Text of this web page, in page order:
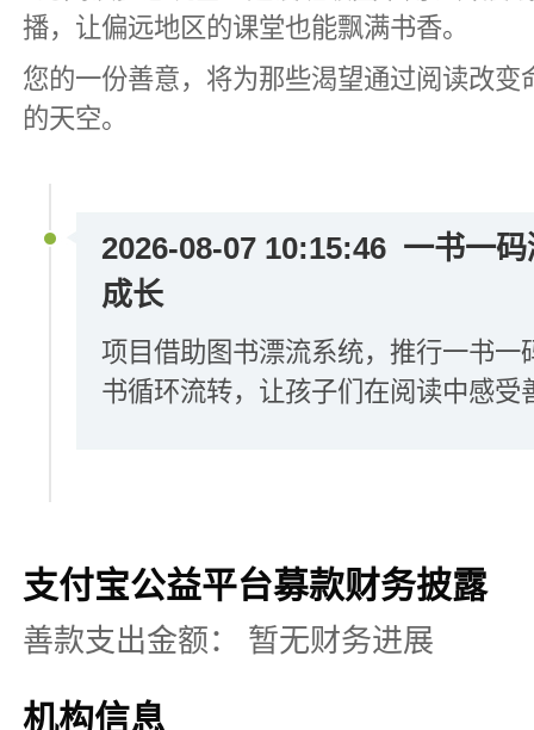
播，让偏远地区的课堂也能飘满书香。
您的一份善意，将为那些渴望通过阅读改
的天空。
2026-08-07 10:15:46 一书一
成长
项目借助图书漂流系统，推行一书一
书循环流转，让孩子们在阅读中感受
支付宝公益平台募款财务披露
善款支出金额： 暂无财务进展
机构信息